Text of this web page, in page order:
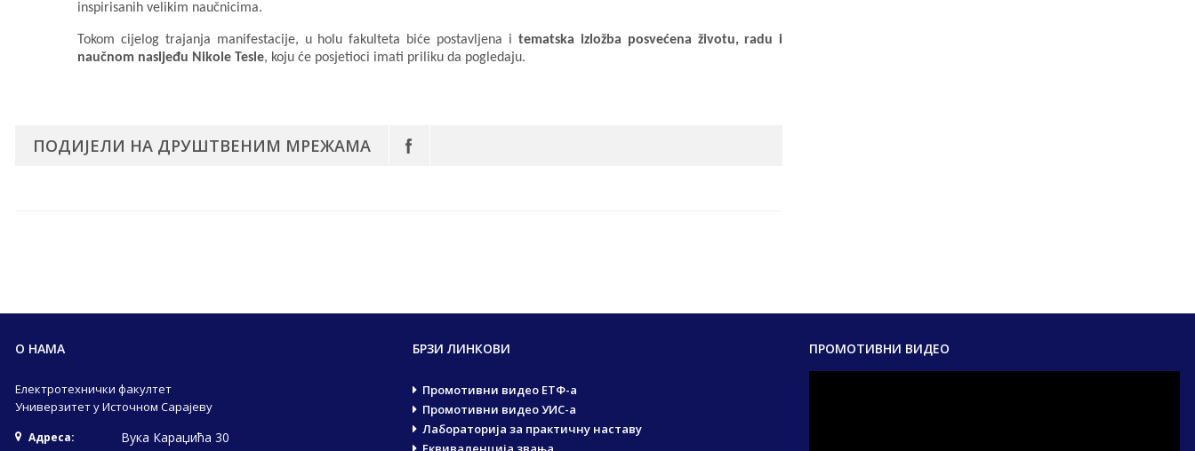
inspirisanih velikim naučnicima.
Tokom cijelog trajanja manifestacije, u holu fakulteta biće postavljena i tematska izložba posvećena životu, radu i
naučnom nasljeđu Nikole Tesle, koju će posjetioci imati priliku da pogledaju.
ПОДИЈЕЛИ НА ДРУШТВЕНИМ МРЕЖАМА
О НАМА
Електротехнички факултет
Универзитет у Источном Сарајеву
Адреса: Вука Караџића 30
БРЗИ ЛИНКОВИ
Промотивни видео ЕТФ-а
Промотивни видео УИС-а
Лабораторија за практичну наставу
ПРОМОТИВНИ ВИДЕО